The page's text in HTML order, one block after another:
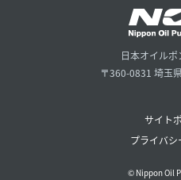
日本オイル
〒360-0831 埼玉
サイト
プライバシ
© Nippon Oil